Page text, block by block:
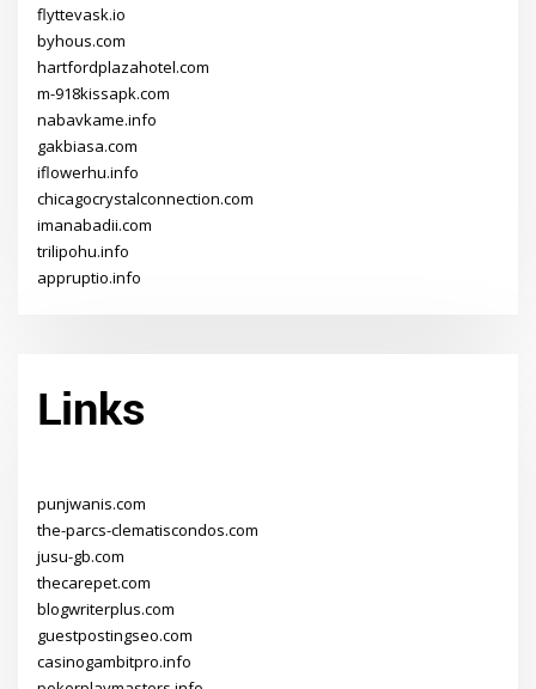
flyttevask.io
byhous.com
hartfordplazahotel.com
m-918kissapk.com
nabavkame.info
gakbiasa.com
iflowerhu.info
chicagocrystalconnection.com
imanabadii.com
trilipohu.info
appruptio.info
Links
punjwanis.com
the-parcs-clematiscondos.com
jusu-gb.com
thecarepet.com
blogwriterplus.com
guestpostingseo.com
casinogambitpro.info